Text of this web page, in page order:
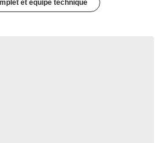
et équipe technique